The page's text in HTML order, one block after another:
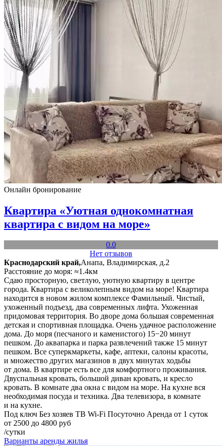
Онлайн бронирование
Квартира «Уютная однокомнатная
квартира с видом на море»
0.0
Нет отзывов
Краснодарский край,Анапа, Владимирская, д.2
Расстояние до моря: ≈1.4км
Сдаю просторную, светлую, уютную квартиру в центре
города. Квартира с великолепным видом на море! Квартира
находится в новом жилом комплексе Фамильный. Чистый,
ухоженный подъезд, два современных лифта. Ухоженная
придомовая территория. Во дворе дома большая современная
детская и спортивная площадка. Очень удачное расположение
дома. До моря (песчаного и каменистого) 15−20 минут
пешком. До аквапарка и парка развлечений также 15 минут
пешком. Все суперкмаркеты, кафе, аптеки, салоны красоты,
и множество других магазинов в двух минутах ходьбы
от дома. В квартире есть все для комфортного проживания.
Двуспальная кровать, большой диван кровать, и кресло
кровать. В комнате два окна с видом на море. На кухне вся
необходимая посуда и техника. Два телевизора, в комнате
и на кухне.
Под ключ Без хозяев ТВ Wi-Fi Посуточно Аренда от 1 суток
от 2500 до 4800 руб
/сутки
Варианты аренды жилья